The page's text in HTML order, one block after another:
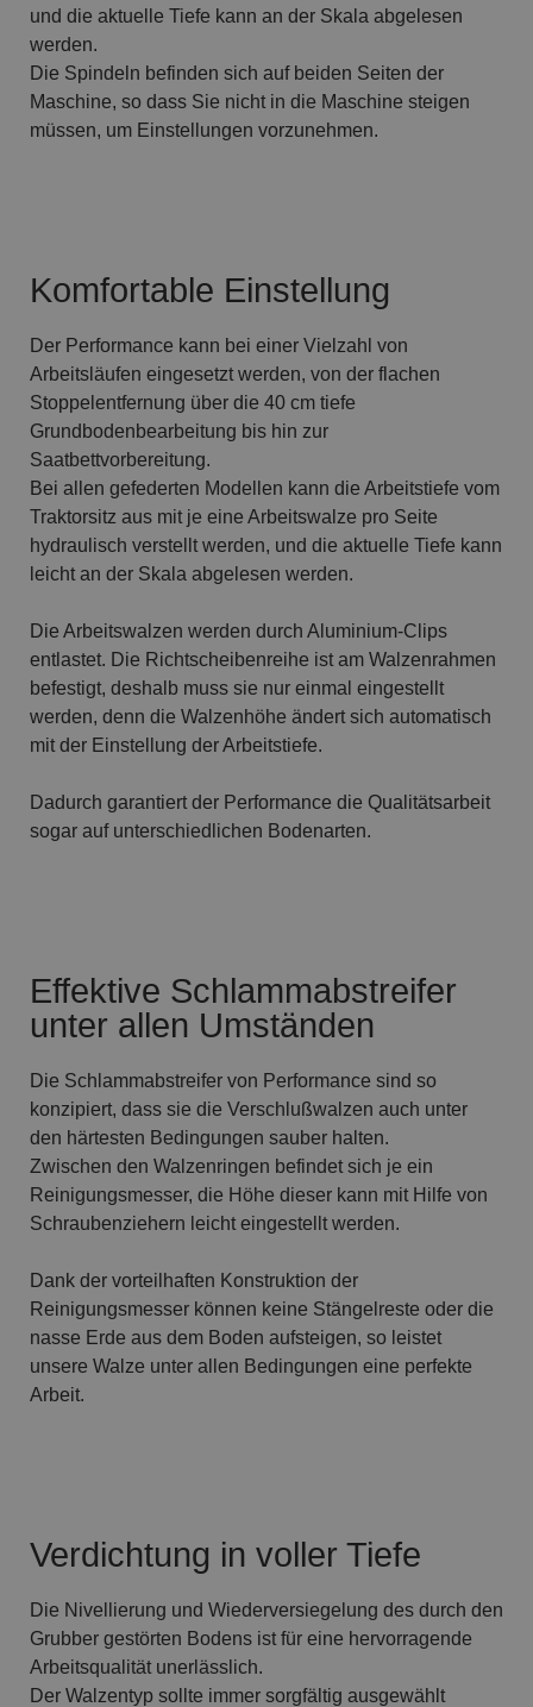
und die aktuelle Tiefe kann an der Skala abgelesen
werden.
Die Spindeln befinden sich auf beiden Seiten der
Maschine, so dass Sie nicht in die Maschine steigen
müssen, um Einstellungen vorzunehmen.
Komfortable Einstellung
Der Performance kann bei einer Vielzahl von
Arbeitsläufen eingesetzt werden, von der flachen
Stoppelentfernung über die 40 cm tiefe
Grundbodenbearbeitung bis hin zur
Saatbettvorbereitung.
Bei allen gefederten Modellen kann die Arbeitstiefe vom
Traktorsitz aus mit je eine Arbeitswalze pro Seite
hydraulisch verstellt werden, und die aktuelle Tiefe kann
leicht an der Skala abgelesen werden.
Die Arbeitswalzen werden durch Aluminium-Clips
entlastet. Die Richtscheibenreihe ist am Walzenrahmen
befestigt, deshalb muss sie nur einmal eingestellt
werden, denn die Walzenhöhe ändert sich automatisch
mit der Einstellung der Arbeitstiefe.
Dadurch garantiert der Performance die Qualitätsarbeit
sogar auf unterschiedlichen Bodenarten.
Effektive Schlammabstreifer
unter allen Umständen
Die Schlammabstreifer von Performance sind so
konzipiert, dass sie die Verschlußwalzen auch unter
den härtesten Bedingungen sauber halten.
Zwischen den Walzenringen befindet sich je ein
Reinigungsmesser, die Höhe dieser kann mit Hilfe von
Schraubenziehern leicht eingestellt werden.
Dank der vorteilhaften Konstruktion der
Reinigungsmesser können keine Stängelreste oder die
nasse Erde aus dem Boden aufsteigen, so leistet
unsere Walze unter allen Bedingungen eine perfekte
Arbeit.
Verdichtung in voller Tiefe
Die Nivellierung und Wiederversiegelung des durch den
Grubber gestörten Bodens ist für eine hervorragende
Arbeitsqualität unerlässlich.
Der Walzentyp sollte immer sorgfältig ausgewählt